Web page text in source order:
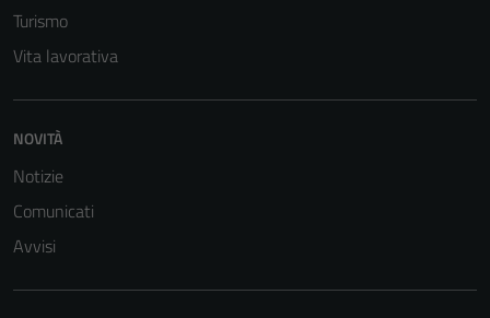
Turismo
Vita lavorativa
NOVITÀ
Notizie
Comunicati
Avvisi